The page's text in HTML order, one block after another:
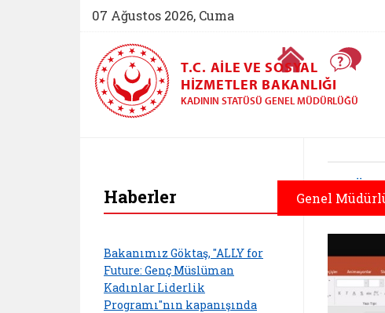
07 Ağustos 2026, Cuma
Ana Sayfa
T.C. AILE VE SOSYAL
HIZMETLER BAKANLIĞI
KADININ STATÜSÜ GENEL MÜDÜRLÜĞÜ
Genel
Haberler
Bakanımız Göktaş, "ALLY for
Future: Genç Müslüman
Kadınlar Liderlik
Programı"nın kapanışında